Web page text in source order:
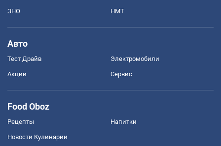
ЗНО НМТ
Авто
Тест Драйв Электромобили
Акции Сервис
Food Oboz
Рецепты Напитки
Новости Кулинарии